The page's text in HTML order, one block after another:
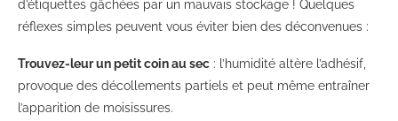
d’étiquettes gâchées par un mauvais stockage ! Quelques
réflexes simples peuvent vous éviter bien des déconvenues :
Trouvez-leur un petit coin au sec : l’humidité altère l’adhésif,
provoque des décollements partiels et peut même entraîner
l’apparition de moisissures.